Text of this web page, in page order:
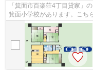
「箕面市百楽荘4丁目貸家」
箕面小学校があります。こち
す。いつでも快適空間を味わ